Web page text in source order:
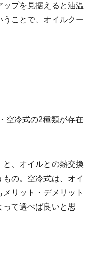
プを見据えると油温
ことで、オイルクー
空冷式の2種類が存在
、オイルとの熱交換
の。空冷式は、オイ
リット・デメリット
て選べば良いと思